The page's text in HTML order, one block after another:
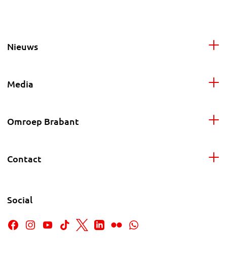
Nieuws
Media
Omroep Brabant
Contact
Social